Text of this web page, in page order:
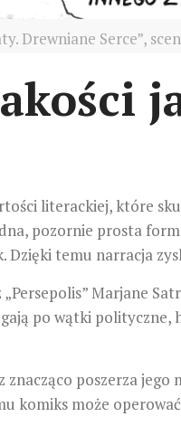
Drewniane Serce”,
literackiej, które
pozornie prosta
temu narracja
Marjane
po wątki
poszerza
komiks może